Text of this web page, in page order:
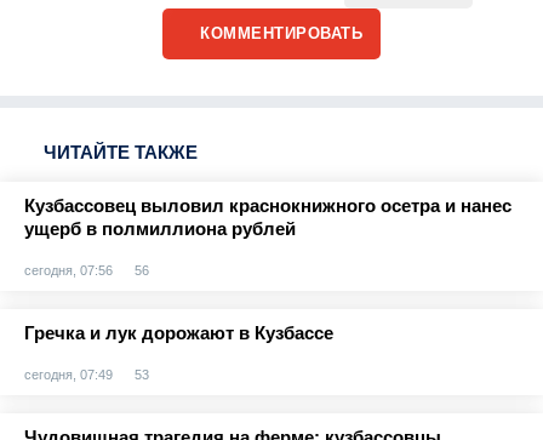
КОММЕНТИРОВАТЬ
ЧИТАЙТЕ ТАКЖЕ
Кузбассовец выловил краснокнижного осетра и нанес
ущерб в полмиллиона рублей
сегодня, 07:56 56
Гречка и лук дорожают в Кузбассе
сегодня, 07:49 53